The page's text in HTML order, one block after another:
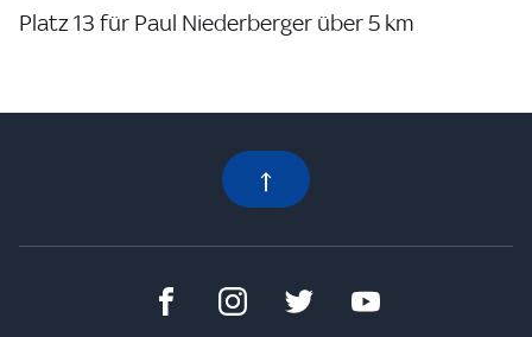
Platz 13 für Paul Niederberger über 5 km